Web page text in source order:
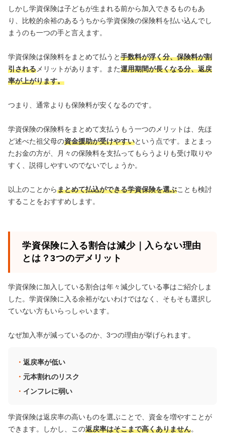
しかし学資保険は子どもが生まれる前から加入できるものもあ
り、比較的余裕のあるうちから学資保険の保険料を払い込んでし
まうのも一つの手と言えます。
学資保険は保険料をまとめて払うと手数料が浮く分、保険料が割
引される メリットがあります。また運用期間が長くなる分、返戻
率が上がります。
つまり、通常よりも保険料が安くなるのです。
学資保険の保険料をまとめて支払うもう一つのメリットは、先ほ
ど述べた祖父母の資金援助が受けやすいという点です。まとまっ
たお金の方が、月々の保険料を支払ってもらうよりも受け取りや
すく、説得しやすいのでないでしょうか。
以上のことからまとめて払込ができる学資保険を選ぶことも検討
することをおすすめします。
学資保険に入る割合は減少｜入らない理由
とは？3つのデメリット
学資保険に加入している割合は年々減少している事はご紹介しま
した。学資保険に入る余裕がないわけではなく、そもそも選択し
ていない方もいらっしゃいます。
なぜ加入率が減っているのか、3つの理由が挙げられます。
返戻率が低い
元本割れのリスク
インフレに弱い
学資保険は返戻率の高いものを選ぶことで、資金を増やすことが
できます。しかし、この返戻率はそこまで高くありません。